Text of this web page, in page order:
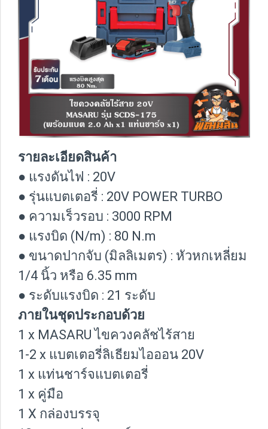
รายละเอียดสินค้า
● แรงดันไฟ : 20V
● รุ่นแบตเตอรี่ : 20V POWER TURBO
● ความเร็วรอบ : 3000 RPM
● แรงบิด (N/m) : 80 N.m
● ขนาดปากจับ (มิลลิเมตร) : หัวหกเหลี่ยม
1/4 นิ้ว หรือ 6.35 mm
● ระดับแรงบิด : 21 ระดับ
ภายในชุดประกอบด้วย
1 x MASARU ไขควงคลัชไร้สาย
1-2 x แบตเตอรี่ลิเธียมไอออน 20V
1 x แท่นชาร์จแบตเตอรี่
1 x คู่มือ
1 X กล่องบรรจุ